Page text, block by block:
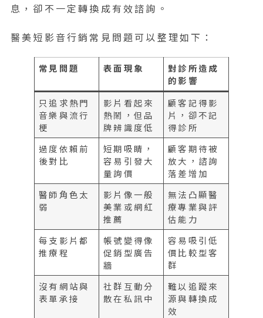
息，卻不一定轉換成有效諮詢。
醫美短影音行銷常見問題可以整理如下：
常見問題 表面現象
對診所造成
的影響
只追求熱門
音樂與流行
梗
影片看起來
熱鬧，但品
牌辨識度低
顧客記得影
片，卻不記
得診所
過度依賴前
後對比
短期吸睛，
容易引發大
量詢價
顧客期待被
放大，諮詢
落差增加
醫師角色太
弱
影片像一般
美業或網紅
推薦
無法凸顯醫
療專業與評
估能力
每支影片都
推療程
帳號變得像
促銷型廣告
牆
容易吸引低
價比較型客
群
沒有網站與
表單承接
社群互動分
散在私訊中
難以追蹤來
源與轉換成
效